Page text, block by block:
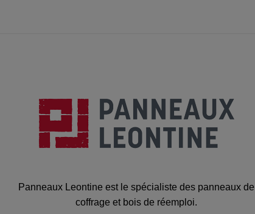
Panneaux Leontine est le spécialiste des panneaux de
coffrage et bois de réemploi.